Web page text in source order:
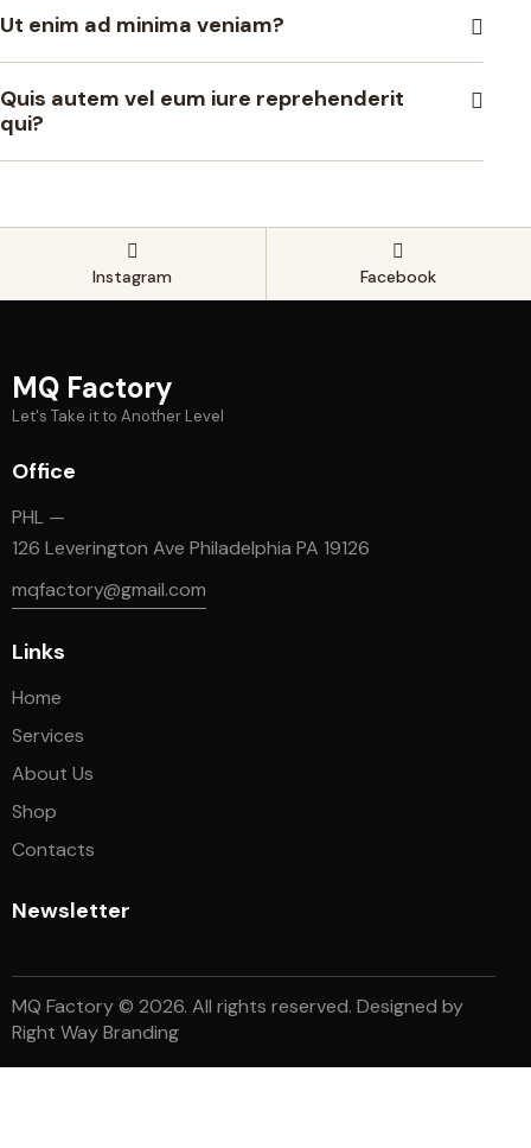
Ut enim ad minima veniam?
Quis autem vel eum iure reprehenderit
qui?
Instagram Facebook
MQ Factory
Let's Take it to Another Level
Office
PHL —
126 Leverington Ave Philadelphia PA 19126
mqfactory@gmail.com
Links
Home
Services
About Us
Shop
Contacts
Newsletter
MQ Factory © 2026. All rights reserved. Designed by
Right Way Branding